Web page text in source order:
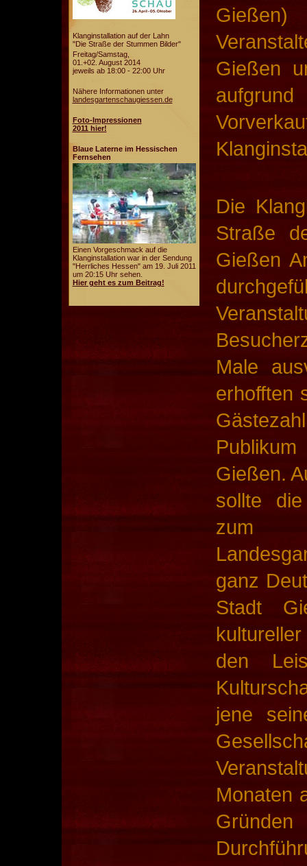
Gießen)
Gießen
Die
Straße
Gießen
Male
erhofften
Gießen.
sollte
zum
ganz
Stadt
den
jene
Monaten
Klanginstallation auf der Lahn
"Die Straße der Stummen Bilder"
Freitag/Samstag,
01.+02. August 2014
jeweils ab 18:00 - 22:00 Uhr
Nähere Informationen unter
landesgartenschaugiessen.de
Foto-Impressionen
2011 hier!
Blaue Laterne im Hessischen
Fernsehen
Einen Vorgeschmack auf die
Klanginstallation war in der Sendung
"Herrliches Hessen" am 19. Juli 2011
um 20:15 Uhr sehen.
Hier geht es zum Beitrag!